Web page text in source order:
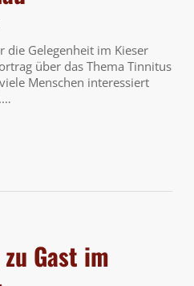
die Gelegenheit im Kieser
über das Thema Tinnitus
Menschen interessiert
Gast im